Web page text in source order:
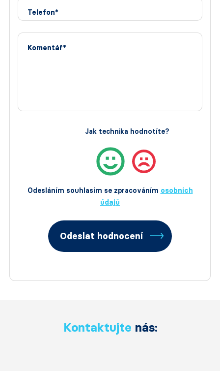
Telefon*
Komentář*
Odesláním souhlasím se zpracováním osobních
údajů
Jak technika hodnotíte?
Odeslat hodnocení
Kontaktujte nás: